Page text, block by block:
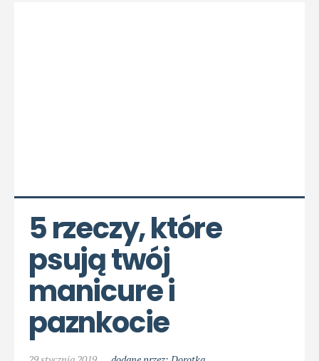
5 rzeczy, które
psują twój
manicure i
paznkocie